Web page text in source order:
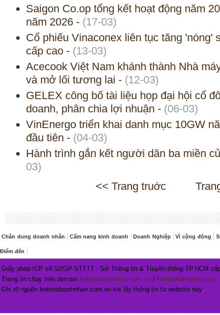
Saigon Co.op tổng kết hoạt động năm
năm 2026 - (17-03)
Cổ phiếu Vinaconex liên tục tăng 'nóng'
cấp cao - (13-03)
Acecook Việt Nam khánh thành Nhà
và mở lối tương lai - (12-03)
GELEX công bố tài liệu họp đại hội cổ
doanh, phân chia lợi nhuận - (06-03)
VinEnergo triển khai danh mục 10GW
đầu tiên - (04-03)
Hành trình gắn kết người dân ba miền
03)
<< Trang truớc
Chân dung doanh nhân Cẩm nang kinh doanh Doanh Nghiệp Vì cộng đồng
Điểm đến
Giấy phép ICP số 52/GP-STTTT - Sở Thông tin & Truyền thông TP.HCM
Trang tin chạy trên domain ketnoidoanhnhan.com.vn / ketnoidoanhnhan.org
Ghi rõ nguồn ketnoidoanhnhan.com.vn khi lấy thông tin từ website này